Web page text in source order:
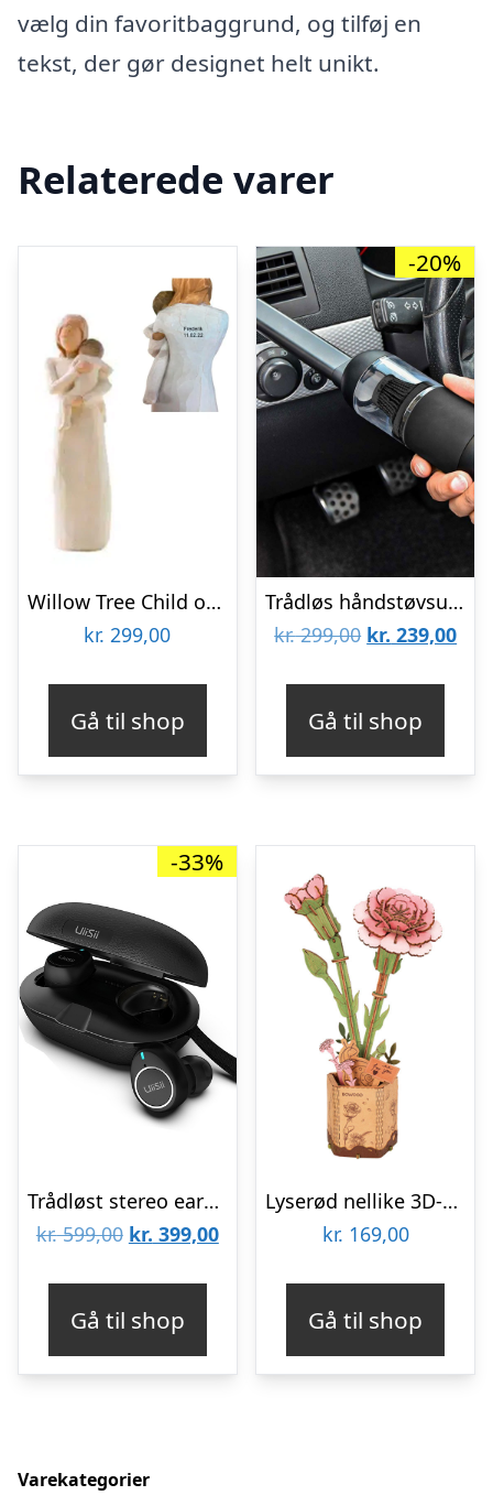
vælg din favoritbaggrund, og tilføj en
tekst, der gør designet helt unikt.
Relaterede varer
Willow Tree Child of my Heart
kr. 299,00
Gå til shop
-20%
Trådløs håndstøvsuger til bilen
kr.299,00 Den
kr. 299,00.
kr. 239,00Den
kr.
Gå til shop
-33%
Trådløst stereo earbuds UiiSii TWS60
kr.599,00 Den
kr. 599,00.
kr. 399,00Den
kr. 399,00.
Gå til shop
Lyserød nellike 3D-puslespil fra Rowoodâ¢ (TW051)
kr. 169,00
Gå til shop
Varekategorier